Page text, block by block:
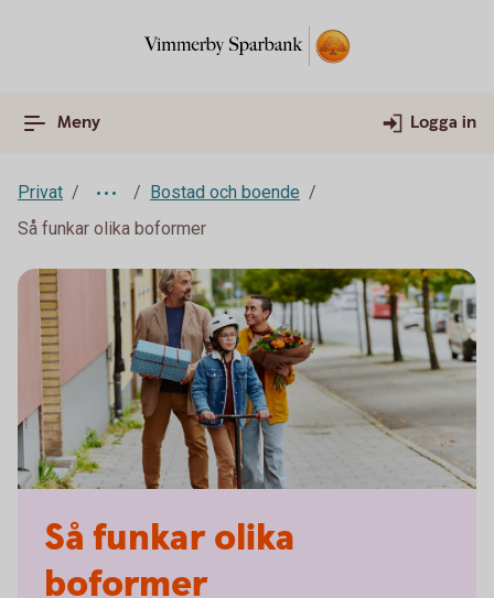
Meny Logga in
Privat
Bostad och boende
Så funkar olika boformer
Så funkar olika
boformer